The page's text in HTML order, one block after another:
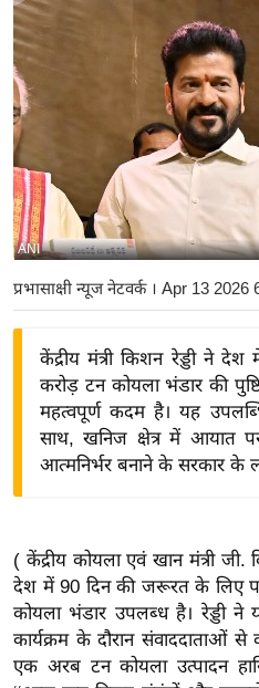
रा
ष्ट्री
य
अं
र्रा
ष्ट्री
य
बि
ज़
ने
द्यो
वि
शे
ष
ज्ञ
रा
ANI
प्रभासाक्षी न्यूज नेटवर्क। Apr 13 2026
केंद्रीय मंत्री किशन रेड्डी ने
करोड़ टन कोयला भंडार की
महत्वपूर्ण कदम है। यह
साथ, खनिज क्षेत्र में आयात
आत्मनिर्भर बनाने के सरकार के
( केंद्रीय कोयला एवं खान मंत्री जी.
देश में 90 दिन की जरूरत के लिए
कोयला भंडार उपलब्ध है। रेड्डी ने
कार्यक्रम के दौरान संवाददाताओं
एक अरब टन कोयला उत्पादन